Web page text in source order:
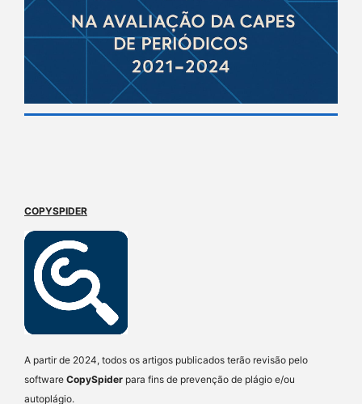
COPYSPIDER
A partir de 2024, todos os artigos publicados terão revisão pelo
software CopySpider para fins de prevenção de plágio e/ou
autoplágio.